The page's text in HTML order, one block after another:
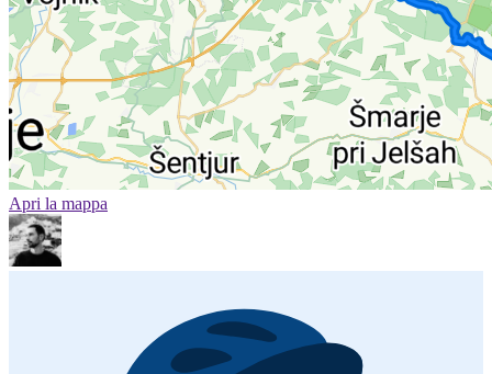
Apri la mappa